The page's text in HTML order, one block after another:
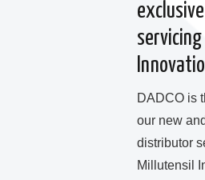
DADCO is
our new
distributor
Millutensil